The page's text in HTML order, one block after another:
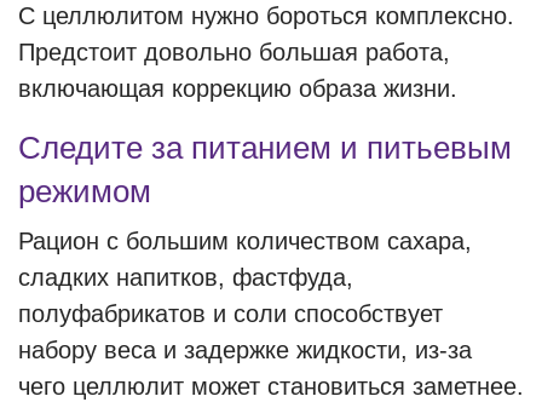
С целлюлитом нужно бороться комплексно.
Предстоит довольно большая работа,
включающая коррекцию образа жизни.
Следите за питанием и питьевым
режимом
Рацион с большим количеством сахара,
сладких напитков, фастфуда,
полуфабрикатов и соли способствует
набору веса и задержке жидкости, из-за
чего целлюлит может становиться заметнее.